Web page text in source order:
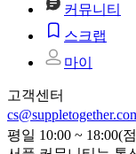
커뮤니티
스크랩
마이
고객센터
평일 10:00 ~ 18:00(